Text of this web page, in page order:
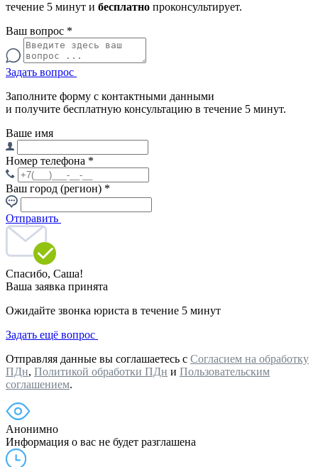
течение 5 минут и бесплатно проконсультирует.
Ваш вопрос *
Задать вопрос
Заполните форму с контактными данными
и получите бесплатную консультацию в течение 5 минут.
Ваше имя
Номер телефона *
Ваш город (регион) *
Отправить
Спасибо, Саша!
Ваша заявка принята
Ожидайте звонка юриста в течение 5 минут
Задать ещё вопрос
Отправляя данные вы соглашаетесь с Согласием на обработку
ПДн, Политикой обработки ПДн и Пользовательским
соглашением.
Анонимно
Информация о вас не будет разглашена